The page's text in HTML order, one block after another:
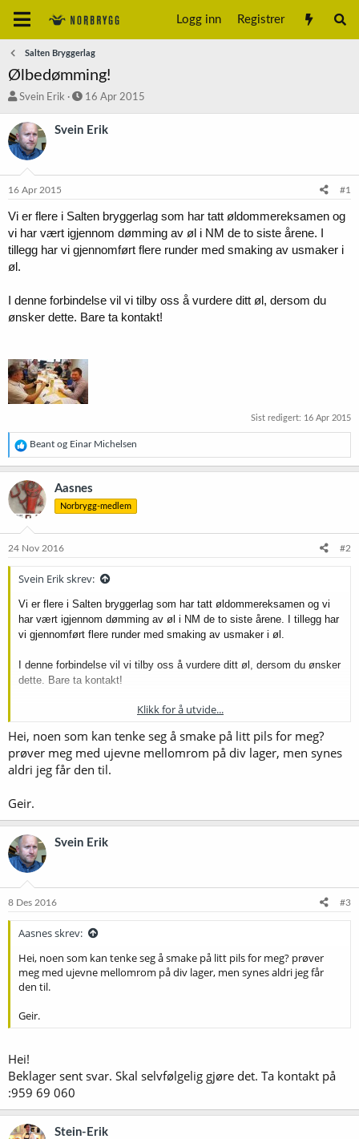
Logg inn Registrer
Salten Bryggerlag
Ølbedømming!
T
å
d
s
e
r
Svein Erik
S
a
o
16 Apr 2015
Svein Erik
16 Apr 2015 #1
Vi er flere i Salten bryggerlag som har tatt øldommereksamen og
vi har vært igjennom dømming av øl i NM de to siste årene. I
tillegg har vi gjennomført flere runder med smaking av usmaker i
øl.
I denne forbindelse vil vi tilby oss å vurdere ditt øl, dersom du
ønsker dette. Bare ta kontakt!
Sist redigert: 16 Apr 2015
R
e
a
k
s
o
e
Beant og Einar Michelsen
Aasnes
Norbrygg-medlem
24 Nov 2016 #2
Svein Erik skrev:
Vi er flere i Salten bryggerlag som har tatt øldommereksamen og vi
har vært igjennom dømming av øl i NM de to siste årene. I tillegg har
vi gjennomført flere runder med smaking av usmaker i øl.
I denne forbindelse vil vi tilby oss å vurdere ditt øl, dersom du ønsker
dette. Bare ta kontakt!
Klikk for å utvide...
Hei, noen som kan tenke seg å smake på litt pils for meg?
prøver meg med ujevne mellomrom på div lager, men synes
aldri jeg får den til.
Geir.
Svein Erik
8 Des 2016 #3
Aasnes skrev:
Hei, noen som kan tenke seg å smake på litt pils for meg? prøver
meg med ujevne mellomrom på div lager, men synes aldri jeg får
den til.
Geir.
Hei!
Beklager sent svar. Skal selvfølgelig gjøre det. Ta kontakt på
:959 69 060
Stein-Erik